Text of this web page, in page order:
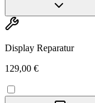
Display Reparatur
129,00 €